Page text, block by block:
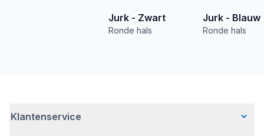
Jurk - Zwart
Ronde hals
Jurk - Blauw
Ronde hals
Klantenservice